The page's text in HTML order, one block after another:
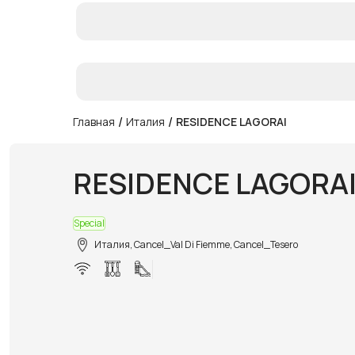
Главная / Италия / RESIDENCE LAGORAI
RESIDENCE
Special
Италия, Cancel_Val Di Fiemme, Cancel_Tesero